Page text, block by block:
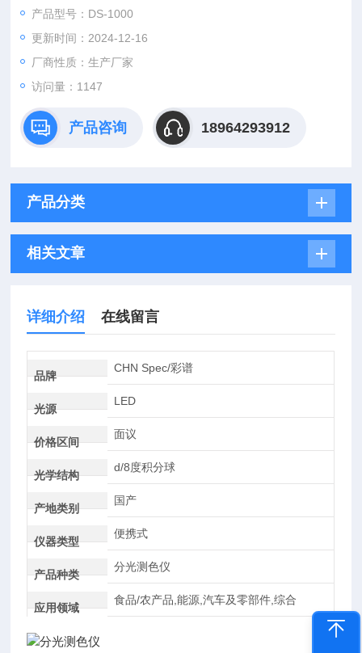
产品型号：DS-1000
更新时间：2024-12-16
厂商性质：生产厂家
访问量：1147
产品咨询 18964293912
产品分类
相关文章
详细介绍 在线留言
品牌
CHN Spec/彩谱
光源
LED
价格区间
面议
光学结构
d/8度积分球
产地类别
国产
仪器类型
便携式
产品种类
分光测色仪
应用领域
食品/农产品,能源,汽车及零部件,综合